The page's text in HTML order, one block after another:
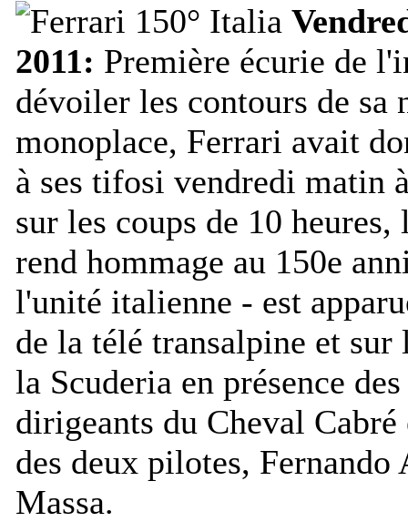
2011: Première écurie de
dévoiler les contours de sa
monoplace, Ferrari avait
à ses tifosi vendredi matin
sur les coups de 10
rend hommage au 150e
l'unité italienne - est
de la télé transalpine et
la Scuderia en présence
dirigeants du Cheval
des deux pilotes, Fernando
Massa.